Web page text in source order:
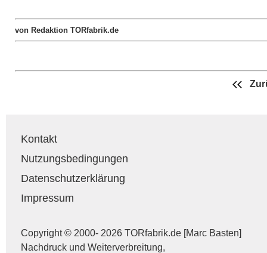
von Redaktion TORfabrik.de
Kontakt
Nutzungsbedingungen
Datenschutzerklärung
Impressum
Copyright © 2000- 2026 TORfabrik.de [Marc Basten]
Nachdruck und Weiterverbreitung,